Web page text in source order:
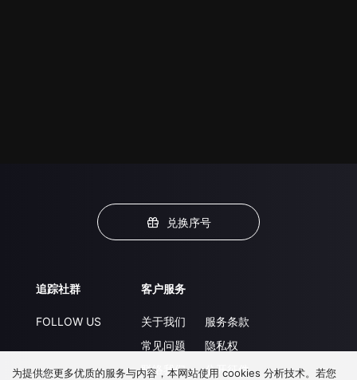
兑换序号
追踪社群
FOLLOW US
客户服务
关于我们
常见问题
联络我们
服务条款
隐私权
公开征件
为提供您更多优质的服务与内容，本网站使用 cookies 分析技术。若您